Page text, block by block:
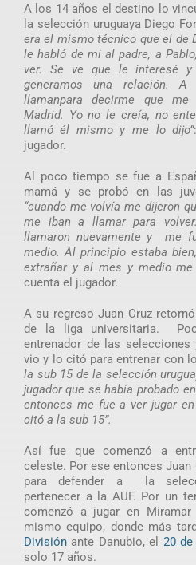
A los 14 años el destino lo
la selección uruguaya Diego
era el mismo técnico que el de
le habló de mi al padre, a
ver. Se ve que le interesé
generamos una relación.
llamanpara decirme que
Madrid. Yo no le creía, no
llamó él mismo y me lo dijo”
jugador.
Al poco tiempo se fue a
mamá y se probó en las
“cuando me volvía me dijeron
me iban a llamar para
llamaron nuevamente y me
medio. Al principio estaba
extrañar y al mes y medio
cuenta el jugador.
A su regreso Juan Cruz
de la liga universitaria.
entrenador de las
vio y lo citó para entrenar con
la sub 15 de la selección
jugador que se había probado
entonces me fue a ver jugar
citó a la sub 15”.
Así fue que comenzó a
celeste. Por ese entonces Juan
para defender a la
pertenecer a la AUF. Por un
comenzó a jugar en
mismo equipo, donde más
Divisiónante Danubio, el 20 de
solo 17 años.